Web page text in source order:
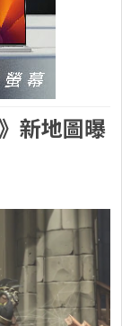
新地圖曝